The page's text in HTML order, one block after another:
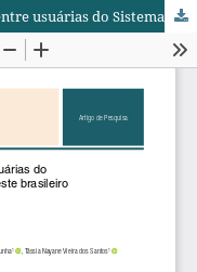
Escolha de métodos contraceptivos entre usuárias do Sistema Único de Saúde no interior do nordeste brasileiro